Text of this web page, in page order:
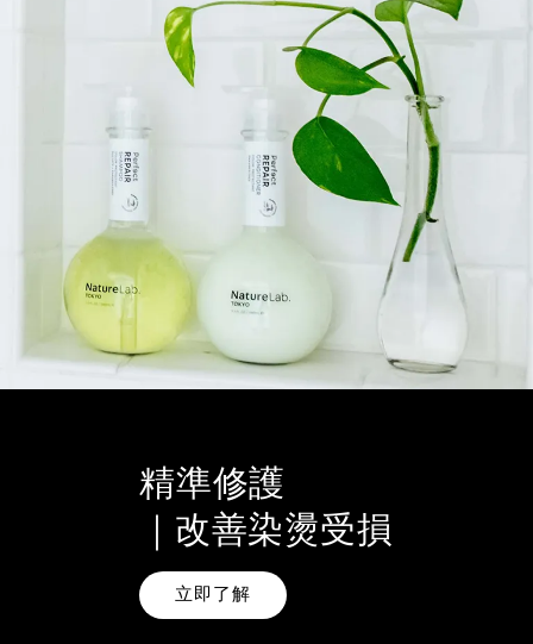
精準修護
｜改善染燙受損
立即了解
全面豐盈
｜改善扁塌細軟